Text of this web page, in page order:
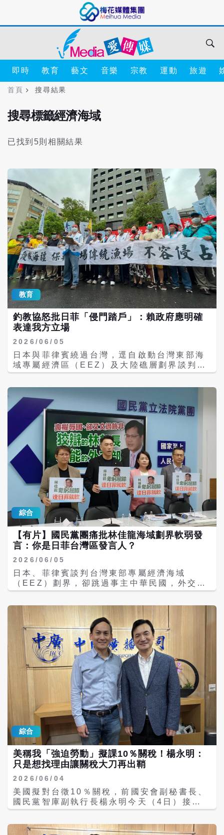
即時 教育 藝文 音樂 宗教 運動 旅遊
首頁 搜尋結果
搜尋標籤經濟海域
已找到5則相關結果
教育
釣教協怒批日菲「侵門踏戶」：賴政府應明確
表達我方立場
2026/06/05
日本與菲律賓繞過台灣，逕自啟動台灣東部海
域專屬經濟區（EEZ）及大陸礁層劃界談判，
釣魚台教育協會今天（5日）發表聲明，要求
關海域的權益與利益。 釣教協表示，上月28
日日、菲片面宣布啟動EEZ及大陸礁層的大海
域劃界談判，完全排除台灣參與，本質上就是
無視台灣存在、企圖對我國東部海域資源私相
授受的惡劣行徑！這不只是一則國際新聞，更
是對台灣漁民漁場、生計與未來生存空間的直
接踐踏。 釣教協指出，長期以來，不論是東北
部的釣魚台海域，還是南部的台菲重疊海域，
都是台灣漁民世代相傳的傳統作業漁場。漁民
們迎著風浪出海，在這裡捕魚、生活，傳承著
屬於台灣的海洋文化。然而，近年來海域爭議
不斷，漁民作業空間不斷受到擠壓。當攸關這
片海域未來權益的國際協商紛紛展開，台灣的
聲音卻未能被納入，令人深感憂心。因為每一
次海域權益的變動，都直接衝擊著無數漁民家
庭的生計。 釣教協指出，海洋是共享的空間，
海域權益的處理應秉持和平、理性與協商原
邊對話的方式，兼顧區域和平與各方權益。日
本既不擁有琉球及釣魚台列嶼的主權（僅從美
又無視我國的主權及台灣依照《專屬經濟區及
大陸礁層法》可以從東部海岸向外主張200海
浬專屬經濟區的法定權益，自屬無效。 釣教協
表示，令人遺憾的是，外交部竟在第一時間
「予以肯定」。不只如此，過去幾年來每當遇
到各國積極協商海域界線之際，也常看不到民
進黨政府對漁民權益的積極發聲，第一線承受
外交與執法壓力的總是漁民自己。面對可能影
響未來漁場權益的重要國際事件，釣教協期待
政府能展現強硬立場，讓漁民感受到國家的支
持與保護。 釣教協提出6項訴求，包括：第
一，反對日、菲這兩個鄰國意圖侵害我國的主
權與海洋權益；第二，反對任何排除相關利害
關係方參與的海域劃界安排，涉及重疊海域之
劃界問題，應依循國際法精神，以和平、理性
及多邊協商方式處理；第三，政府應明確表達
我方立場，積極維護我國在相關海域的權益與
利益；第四，政府應將漁民權益納入海洋政策
與涉外事務的核心考量，保障合法作業空間；
第五，政府應建立更完善的漁民權益保障與溝
通機制，使第一線漁民的聲音能真正被聽見；
國主權的相關官員予以嚴厲的懲處。 釣教協表
綜合
【有片】國民黨團痛批林佳龍海域劃界軟弱發
言：你是日菲台灣區發言人？
2026/06/05
日本、菲律賓談判台灣東部專屬經濟海域
（EEZ）劃界，卻跳過事主中華民國，外交部
長林佳龍昨日竟稱「台灣歡迎日菲建立全面戰
國民黨團今天（5日）痛批林佳龍發言軟弱，
到底是中華民國的外交部長，還是日菲EEZ台
灣區發言人？ 國民黨團今日召開「喪權辱國、
卻又文過飾非；狡辯的林部長，失能的外交
部」記者會，書記長林沛祥、首席副書記長許
宇甄、副書記長黃建賓、立委羅智強出席。 林
沛祥表示，此事不是單純的外交新聞，而是關
係到漁權及中華民國未來數十年 海洋利益。日
菲EEZ談判傳出之後，外交部第一時間予以肯
定，還跟台灣民眾保證不會有任何影響，請問
這個結論是哪裡來的？截至目前為止，日本、
菲律賓政府都沒有交考卷，外交部就急著幫他
們打了一百分，「超前幫其他國家背書！這不
是外交，而是代言；林佳龍，你是中華民國外
交部長，還是日菲EEZ台灣區發言人？」 林沛
祥說，更糟糕的是，根據日本《每日新聞》報
本政府明確表示：「未來即使日菲達成海域劃
界協議，也只是雙方之間的安排；對所謂第三
方不具有法律拘束力，因此日本認為沒有與台
發言，翻成大白話就是：「我們先談，我們先
綜合
美稱我「強迫勞動」擬課10％關稅！楊永明：
只是想找理由讓關稅大刀再出鞘
2026/06/04
美國擬對台徵10％關稅，前國安會副秘書長、
國民黨智庫副執行長楊永明今天（4日）接受
中廣新聞網《千秋萬事》代班主持人、國民黨
迫勞動」只是一個藉口與說法，說穿了就是川